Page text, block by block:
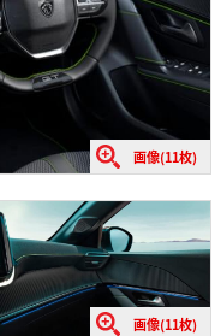
画像(11枚)
画像(11枚)